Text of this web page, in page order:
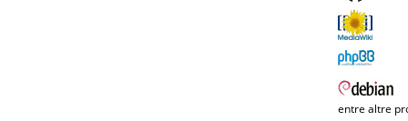
entre altre